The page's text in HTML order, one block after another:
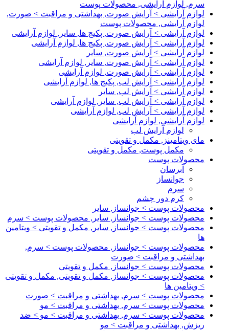
سرم, لوازم آرایشی, محصولات پوست
لوازم آرایشی > آرایش صورت, بهداشتی و مراقبت > صورت,
لوازم آرایشی, محصولات پوست
لوازم آرایشی > آرایش صورت, پکیج ها, سایر, لوازم آرایشی
لوازم آرایشی > آرایش صورت, پکیج ها, لوازم آرایشی
لوازم آرایشی > آرایش صورت, سایر
لوازم آرایشی > آرایش صورت, سایر, لوازم آرایشی
لوازم آرایشی > آرایش صورت, لوازم آرایشی
لوازم آرایشی > آرایش لب, پکیج ها, لوازم آرایشی
لوازم آرایشی > آرایش لب, سایر
لوازم آرایشی > آرایش لب, سایر, لوازم آرایشی
لوازم آرایشی > آرایش لب, لوازم آرایشی
لوازم آرایشی, لوازم آرایشی
لوازم آرایش لب
مای ویتامینز, مکمل و تقویتی
مکمل پوست, مکمل و تقویتی
محصولات پوست
آبرسان
جوانساز
سرم
کرم دور چشم
محصولات پوست > جوانساز, سایر
محصولات پوست > جوانساز, سایر, محصولات پوست > سرم
محصولات پوست > جوانساز, سایر, مکمل و تقویتی > ویتامین
ها
محصولات پوست > جوانساز, محصولات پوست > سرم,
بهداشتی و مراقبت > صورت
محصولات پوست > جوانساز, مکمل و تقویتی
محصولات پوست > جوانساز, مکمل و تقویتی, مکمل و تقویتی
> ویتامین ها
محصولات پوست > سرم, بهداشتی و مراقبت > صورت
محصولات پوست > سرم, بهداشتی و مراقبت > مو
محصولات پوست > سرم, بهداشتی و مراقبت > مو > ضد
ریزش, بهداشتی و مراقبت > مو